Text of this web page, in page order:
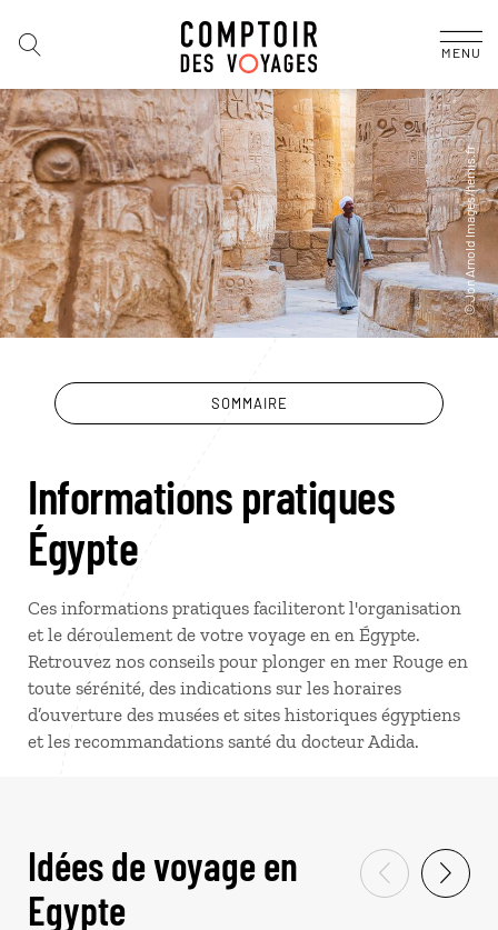
MENU
SOMMAIRE
Informations pratiques
Égypte
Ces informations pratiques faciliteront l'organisation
et le déroulement de votre voyage en en Égypte.
Retrouvez nos conseils pour plonger en mer Rouge en
toute sérénité, des indications sur les horaires
d’ouverture des musées et sites historiques égyptiens
et les recommandations santé du docteur Adida.
Idées de voyage en
Egypte